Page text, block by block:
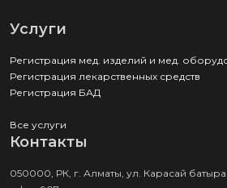
Услуги
Регистрация мед. изделий и мед.
Регистрация лекарственных средств
Регистрация БАД
Все услуги
Контакты
050000, РК, г. Алматы, ул. Карасай батыра